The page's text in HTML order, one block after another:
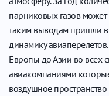
парниковых газов может
таким выводам пришли
динамику
Европы до Азии во всех
авиакомпаниями
воздушное